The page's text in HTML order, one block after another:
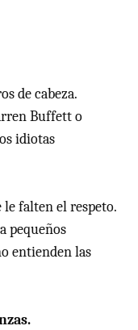
de cabeza.
Buffett o
idiotas
falten el respeto.
pequeños
entienden las